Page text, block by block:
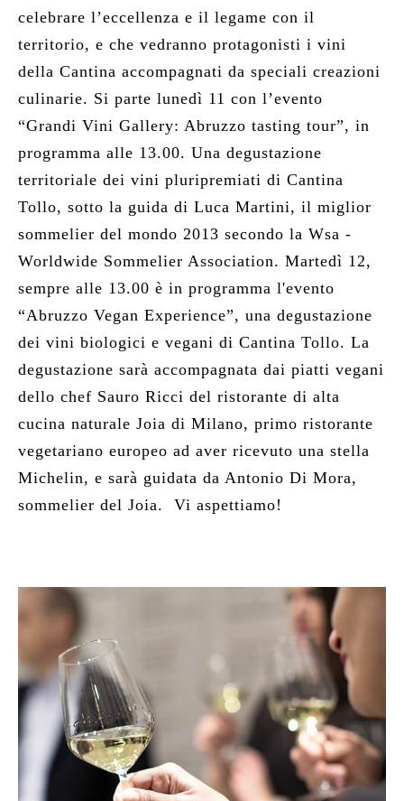
celebrare l’eccellenza e il legame con il
territorio, e che vedranno protagonisti i vini
della Cantina accompagnati da speciali creazioni
culinarie. Si parte lunedì 11 con l’evento
“Grandi Vini Gallery: Abruzzo tasting tour”, in
programma alle 13.00. Una degustazione
territoriale dei vini pluripremiati di Cantina
Tollo, sotto la guida di Luca Martini, il miglior
sommelier del mondo 2013 secondo la Wsa -
Worldwide Sommelier Association. Martedì 12,
sempre alle 13.00 è in programma l'evento
“Abruzzo Vegan Experience”, una degustazione
dei vini biologici e vegani di Cantina Tollo. La
degustazione sarà accompagnata dai piatti vegani
dello chef Sauro Ricci del ristorante di alta
cucina naturale Joia di Milano, primo ristorante
vegetariano europeo ad aver ricevuto una stella
Michelin, e sarà guidata da Antonio Di Mora,
sommelier del Joia. Vi aspettiamo!